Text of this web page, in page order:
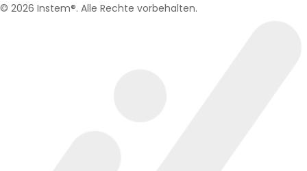
© 2026 Instem®. Alle Rechte vorbehalten.